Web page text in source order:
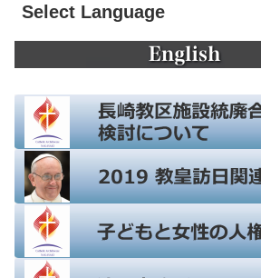
Select Language